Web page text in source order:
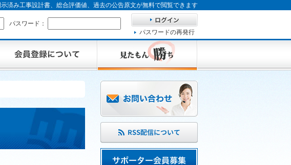
済み工事設計書、総合評価値、過去の公告原文が無料で閲覧できます
パスワード：
パスワードの再発行